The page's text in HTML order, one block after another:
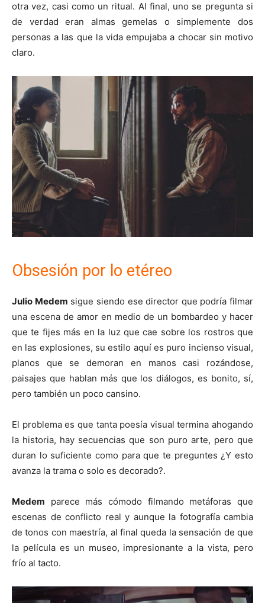
otra vez, casi como un ritual. Al final, uno se pregunta si
de verdad eran almas gemelas o simplemente dos
personas a las que la vida empujaba a chocar sin motivo
claro.
Obsesión por lo etéreo
Julio Medem sigue siendo ese director que podría filmar
una escena de amor en medio de un bombardeo y hacer
que te fijes más en la luz que cae sobre los rostros que
en las explosiones, su estilo aquí es puro incienso visual,
planos que se demoran en manos casi rozándose,
paisajes que hablan más que los diálogos, es bonito, sí,
pero también un poco cansino.
El problema es que tanta poesía visual termina ahogando
la historia, hay secuencias que son puro arte, pero que
duran lo suficiente como para que te preguntes ¿Y esto
avanza la trama o solo es decorado?.
Medem parece más cómodo filmando metáforas que
escenas de conflicto real y aunque la fotografía cambia
de tonos con maestría, al final queda la sensación de que
la película es un museo, impresionante a la vista, pero
frío al tacto.